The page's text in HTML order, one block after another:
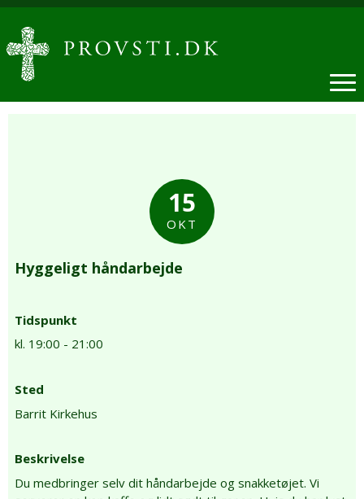
15
OKT
Hyggeligt håndarbejde
Tidspunkt
kl. 19:00 - 21:00
Sted
Barrit Kirkehus
Beskrivelse
Du medbringer selv dit håndarbejde og snakketøjet. Vi